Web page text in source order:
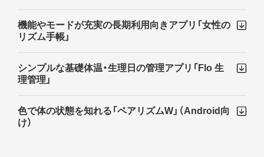
機能やモードが充実の長期利用向きアプリ「女性の
リズム手帳」
シンプルな基礎体温・生理日の管理アプリ「Flo 生
理管理」
色で体の状態を知れる「ペアリズムW」（Android向
け）